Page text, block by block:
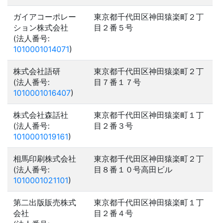
ガイアコーポレー
ション株式会社
(法人番号:
1010001014071)
東京都千代田区神田猿楽町２丁
目２番５号
株式会社語研
(法人番号:
1010001016407)
東京都千代田区神田猿楽町２丁
目７番１７号
株式会社森話社
(法人番号:
1010001019161)
東京都千代田区神田猿楽町１丁
目２番３号
相馬印刷株式会社
(法人番号:
1010001021101)
東京都千代田区神田猿楽町２丁
目８番１０号高田ビル
第二出版販売株式
会社
東京都千代田区神田猿楽町１丁
目２番４号